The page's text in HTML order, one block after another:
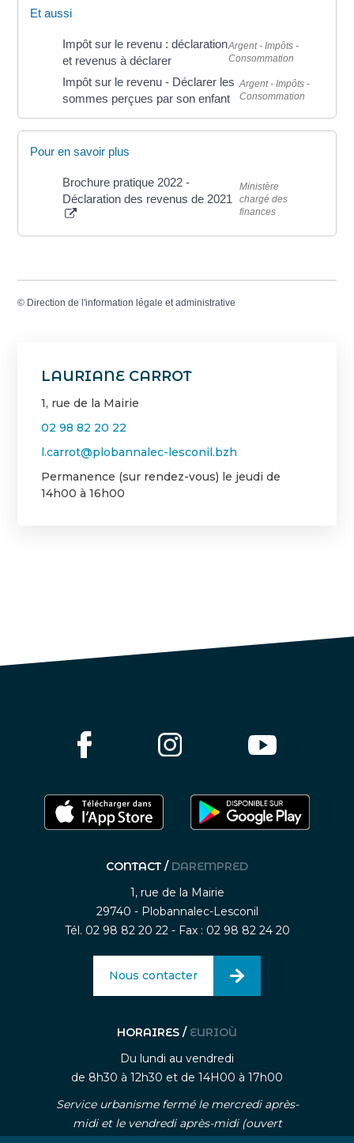
LAURIANE CARROT
1, rue de la Mairie
02 98 82 20 22
l.carrot@plobannalec-lesconil.bzh
Permanence (sur rendez-vous) le jeudi de
14h00 à 16h00
Et aussi
Impôt sur le revenu : déclaration
et revenus à déclarer
Argent - Impôts -
Consommation
Impôt sur le revenu - Déclarer les
sommes perçues par son enfant
Argent - Impôts -
Consommation
Pour en savoir plus
Brochure pratique 2022 -
Déclaration des revenus de 2021
Ministère
chargé des
finances
© Direction de l'information légale et administrative
CONTACT / DAREMPRED
1, rue de la Mairie
29740 - Plobannalec-Lesconil
Tél. 02 98 82 20 22 - Fax : 02 98 82 24 20
Nous contacter
HORAIRES / EURIOÙ
Du lundi au vendredi
de 8h30 à 12h30 et de 14H00 à 17h00
Service urbanisme fermé le mercredi après-
midi et le vendredi après-midi (ouvert